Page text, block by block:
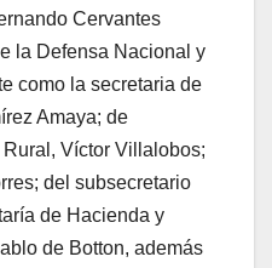
Cervantes
la Defensa Nacional y
como la secretaria de
Amaya; de
Víctor Villalobos;
del subsecretario
de Hacienda y
de Botton, además